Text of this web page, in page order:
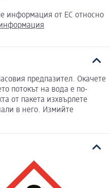
информация от ЕС относно
предпазител. Окачете
потокът на вода е по-
от пакета изхвърлете
в него. Измийте